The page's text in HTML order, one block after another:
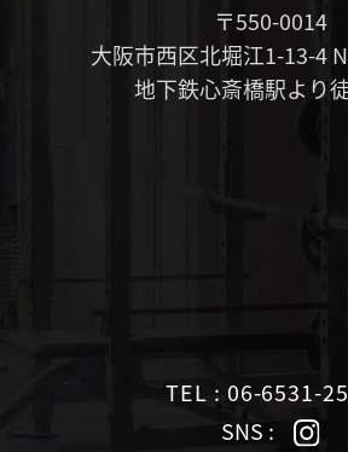
〒550-0014
大阪市西区北堀江1-13-4
地下鉄心斎橋駅より
TEL : 06-6531-
SNS :